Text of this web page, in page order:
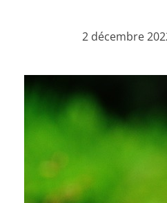
2 décembre